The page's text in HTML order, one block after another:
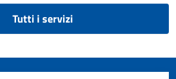
Tutti i servizi